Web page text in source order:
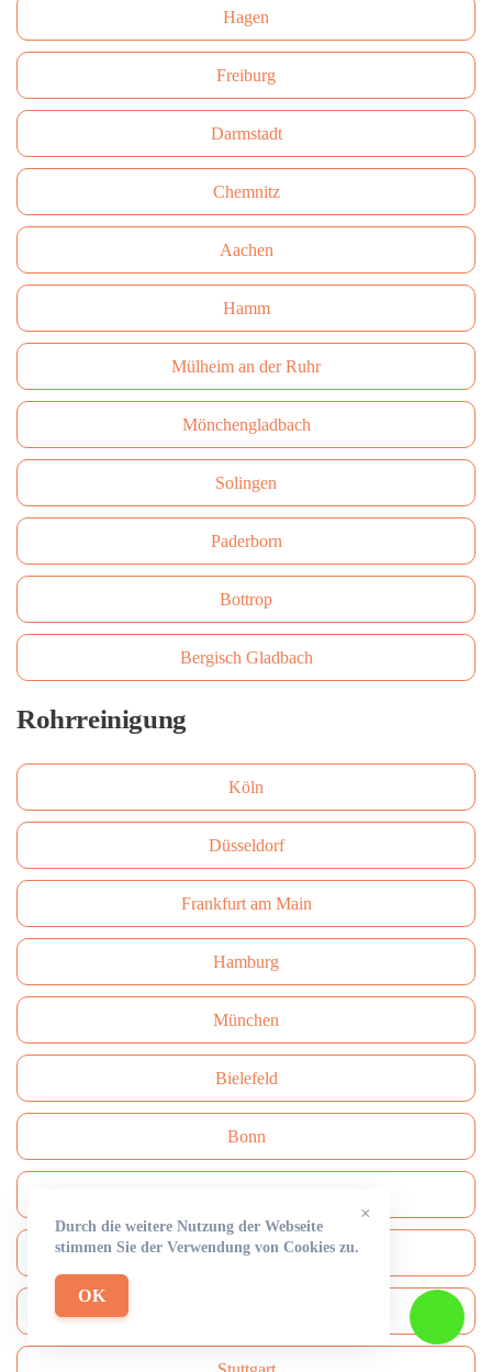
Hagen
Freiburg
Darmstadt
Сhemnitz
Aachen
Hamm
Mülheim an der Ruhr
Mönchengladbach
Solingen
Paderborn
Bottrop
Bergisch Gladbach
Rohrreinigung
Köln
Düsseldorf
Frankfurt am Main
Hamburg
München
Bielefeld
Bonn
Wuppertal
×
Durch die weitere Nutzung der Webseite
stimmen Sie der Verwendung von Cookies zu.
OK